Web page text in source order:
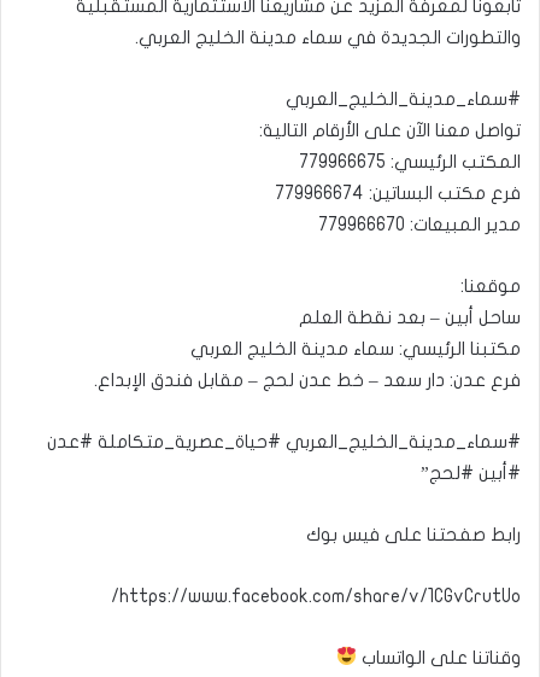
تابعونا لمعرفة المزيد عن مشاريعنا الاستثمارية المستقبلية
والتطورات الجديدة في سماء مدينة الخليج العربي.
#سماء_مدينة_الخليج_العربي
تواصل معنا الآن على الأرقام التالية:
المكتب الرئيسي: 779966675
فرع مكتب البساتين: 779966674
مدير المبيعات: 779966670
موقعنا:
ساحل أبين – بعد نقطة العلم
مكتبنا الرئيسي: سماء مدينة الخليج العربي
فرع عدن: دار سعد – خط عدن لحج – مقابل فندق الإبداع.
#سماء_مدينة_الخليج_العربي #حياة_عصرية_متكاملة #عدن
#أبين #لحج”
رابط صفحتنا على فيس بوك
https://www.facebook.com/share/v/1CGvCrutUo/
وقناتنا على الواتساب